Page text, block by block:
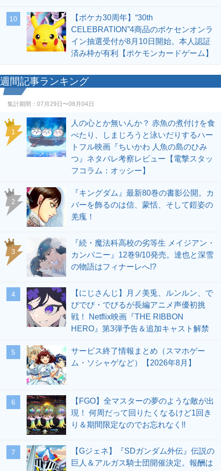
10
【ポケカ30周年】“30th
CELEBRATION”4商品のポケセンオンラ
イン抽選受付が8月10日開始。本人認証
済み枠が有利【ポケモンカードゲーム】
週間記事ランキング
集計期間： 07月29日〜08月04日
1
人の心とか無いんか？ 赤魚の煮付けを食
べたり、しまじろうと泳いだりするハー
トフル映画『ちいかわ 人魚の島のひみ
つ』ネタバレ考察レビュー【電撃スタッ
フコラム：オッシー】
2
『キングダム』最新80巻の書影公開。カ
バーを飾るのは信、蒙恬、そして鎧姿の
羌瘣！
3
『続・魔法科高校の劣等生 メイジアン・
カンパニー』12巻9/10発売。達也と深雪
の物語はフィナーレへ!?
4
【にじさんじ】月ノ美兎、ルンルン、で
びでび・でびるが長編アニメ声優初挑
戦！ Netflix映画『THE RIBBON
HERO』第3弾予告＆追加キャスト解禁
5
サービス終了情報まとめ（スマホゲー
ム・ソシャゲなど）【2026年8月】
6
【FGO】全マスターの夢のような敵が出
現！ 何周だって回りたくなるけど1回き
り＆期間限定なのでお忘れなく!!
7
【Gジェネ】『SDガンダム外伝』伝説の
巨人＆アルガス騎士団開催決定。報酬は